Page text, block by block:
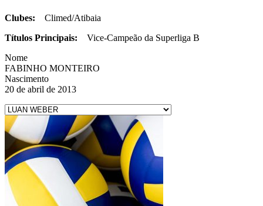
Clubes: Climed/Atibaia
Títulos Principais: Vice-Campeão da Superliga B
Nome
FABINHO MONTEIRO
Nascimento
20 de abril de 2013